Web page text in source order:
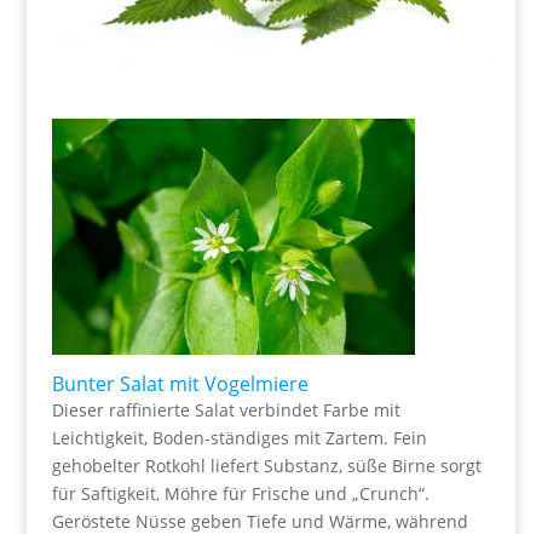
Bunter Salat mit Vogelmiere
Dieser raffinierte Salat verbindet Farbe mit
Leichtigkeit, Boden-ständiges mit Zartem. Fein
gehobelter Rotkohl liefert Substanz, süße Birne sorgt
für Saftigkeit, Möhre für Frische und „Crunch“.
Geröstete Nüsse geben Tiefe und Wärme, während